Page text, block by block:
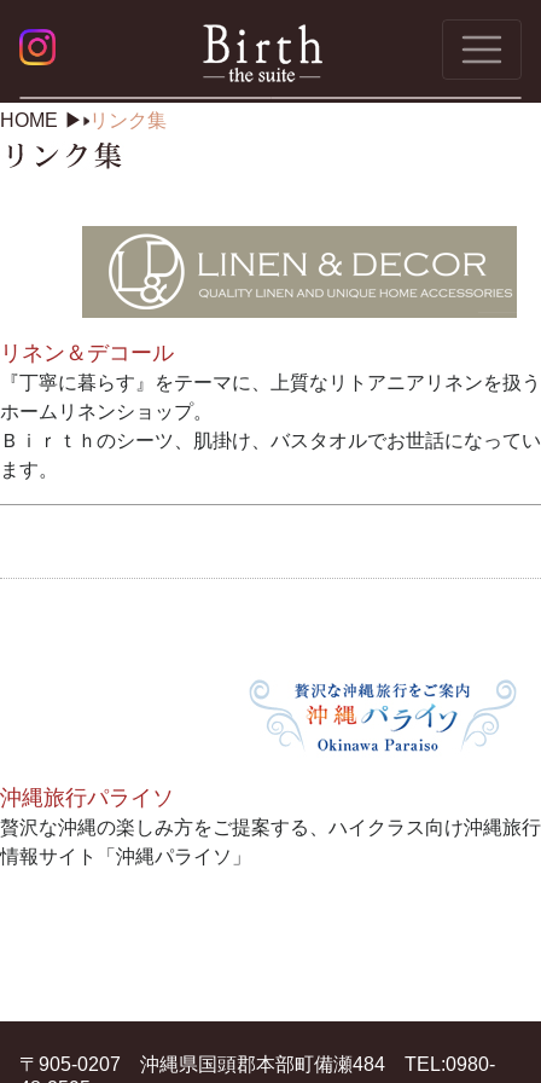
HOME リンク集
リネン＆デコール
『丁寧に暮らす』をテーマに、上質なリトアニアリネンを扱う
ホームリネンショップ。
Ｂｉｒｔｈのシーツ、肌掛け、バスタオルでお世話になってい
ます。
沖縄旅行パライソ
贅沢な沖縄の楽しみ方をご提案する、ハイクラス向け沖縄旅行
情報サイト「沖縄パライソ」
〒905-0207 沖縄県国頭郡本部町備瀬484 TEL:0980-